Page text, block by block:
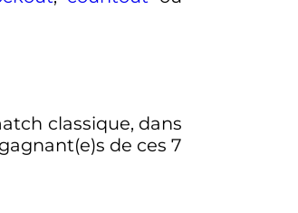
classique, dans
de ces 7